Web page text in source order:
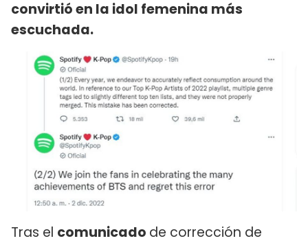
convirtió en la idol femenina más
escuchada.
Tras el comunicado de corrección de